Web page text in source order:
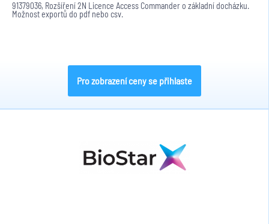
91379036, Rozšíření 2N Licence Access Commander o základní docházku.
Možnost exportů do pdf nebo csv.
Pro zobrazení ceny se přihlaste